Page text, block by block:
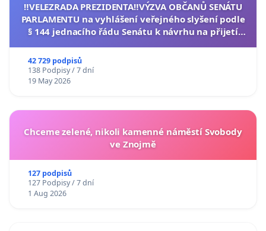
‼️VELEZRADA PREZIDENTA‼️VÝZVA OBČANŮ SENÁTU
PARLAMENTU na vyhlášení veřejného slyšení podle
§ 144 jednacího řádu Senátu k návrhu na přijetí
42 729 podpisů
138 Podpisy / 7 dní
19 May 2026
Chceme zelené, nikoli kamenné náměstí Svobody
ve Znojmě
127 podpisů
127 Podpisy / 7 dní
1 Aug 2026